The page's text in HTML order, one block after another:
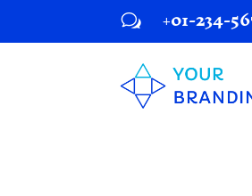
w +01-234-